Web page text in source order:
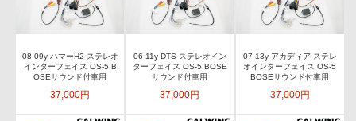
08-09y ハマーH2 ステレオ
インターフェイス OS-5 B
OSEサウンド付車用
37,000円
06-11y DTS ステレオイン
ターフェイス OS-5 BOSE
サウンド付車用
37,000円
07-13y アカディア ステレ
オインターフェイス OS-5
BOSEサウンド付車用
37,000円